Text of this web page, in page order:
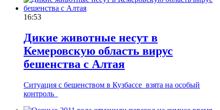
16:53
Дикие животные несут в
Кемеровскую область вирус
бешенства с Алтая
Ситуация с бешенством в Кузбассе взята на особый
контроль